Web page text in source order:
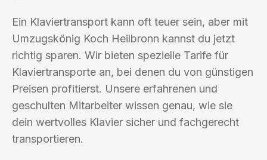
Ein Klaviertransport kann oft teuer sein, aber mit
Umzugskönig Koch Heilbronn kannst du jetzt
richtig sparen. Wir bieten spezielle Tarife für
Klaviertransporte an, bei denen du von günstigen
Preisen profitierst. Unsere erfahrenen und
geschulten Mitarbeiter wissen genau, wie sie
dein wertvolles Klavier sicher und fachgerecht
transportieren.